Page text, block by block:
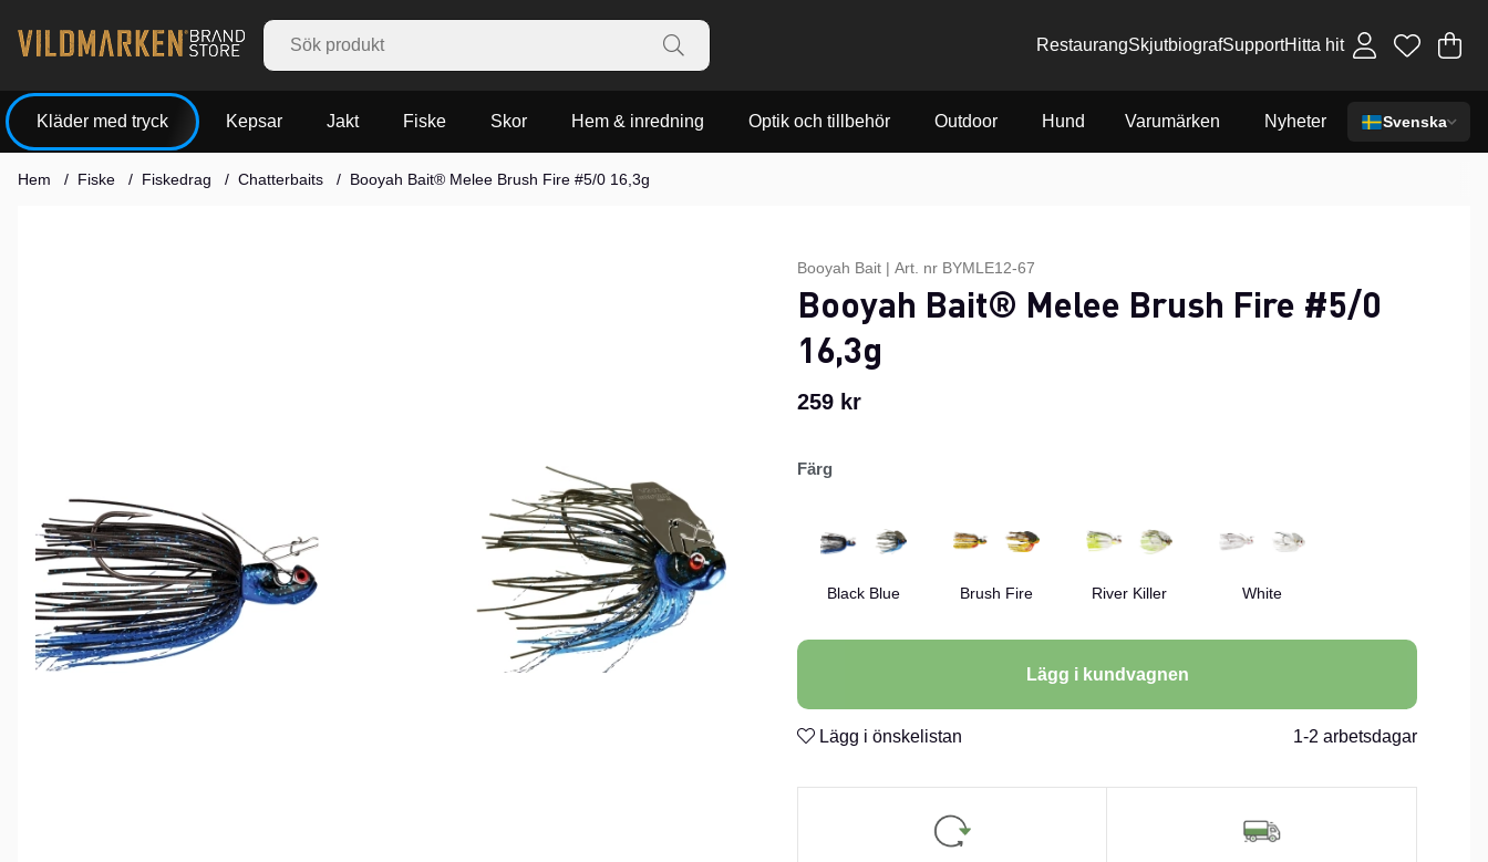
RestaurangSkjutbiografSupportHitta hit .
Kläder med tryck Kepsar Jakt Fiske Skor Hem & inredning Optik och tillbehör Outdoor Hund Varumärken Nyheter Svenska
Hem Fiske Fiskedrag Chatterbaits Booyah Bait® Melee Brush Fire #5/0 16,3g
Booyah Bait | Art. nr BYMLE12-67
Booyah Bait® Melee Brush Fire #5/0
16,3g
259 kr
Färg
Black Blue Brush Fire River Killer White
Lägg i kundvagnen
Lägg i önskelistan 1-2 arbetsdagar